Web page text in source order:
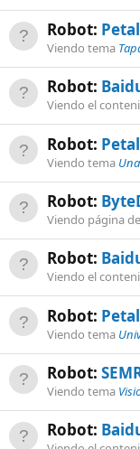
Robot:
Viendo tema
Robot:
Viendo el
Robot:
Viendo tema
Robot:
Viendo página
Robot:
Viendo el
Robot:
Viendo tema
Robot:
Viendo tema
Robot: